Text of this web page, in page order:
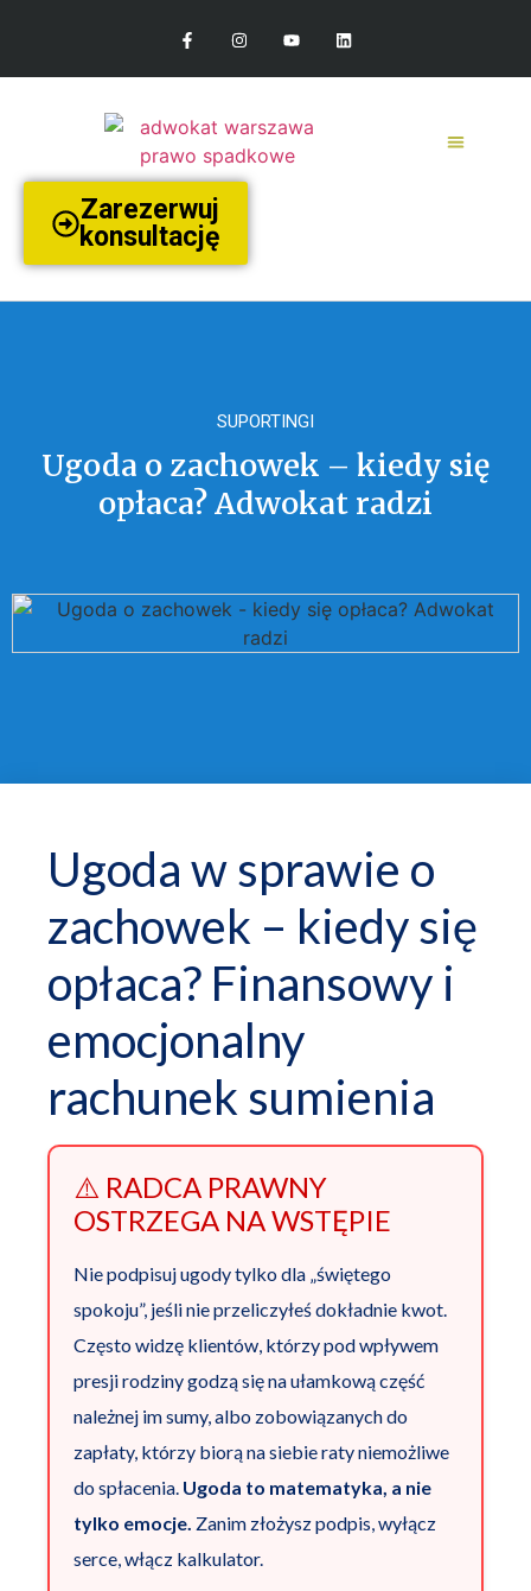
Zarezerwuj
konsultację
SUPORTINGI
Ugoda o zachowek – kiedy się
opłaca? Adwokat radzi
Ugoda w sprawie o
zachowek – kiedy się
opłaca? Finansowy i
emocjonalny
rachunek sumienia
⚠️ RADCA PRAWNY
OSTRZEGA NA WSTĘPIE
Nie podpisuj ugody tylko dla „świętego
spokoju”, jeśli nie przeliczyłeś dokładnie kwot.
Często widzę klientów, którzy pod wpływem
presji rodziny godzą się na ułamkową część
należnej im sumy, albo zobowiązanych do
zapłaty, którzy biorą na siebie raty niemożliwe
do spłacenia. Ugoda to matematyka, a nie
tylko emocje. Zanim złożysz podpis, wyłącz
serce, włącz kalkulator.